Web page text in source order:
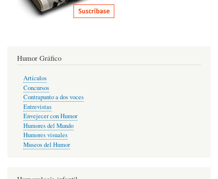
Humor Gráfico
Artículos
Concursos
Contrapunto a dos voces
Entrevistas
Envejecer con Humor
Humores del Mundo
Humores visuales
Museos del Humor